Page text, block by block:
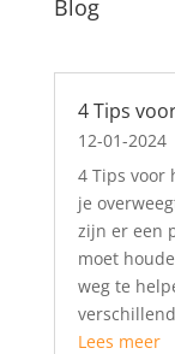
Blog
4 Tips
12-01-2024
4 Tips voor
je
zijn er een
moet
weg te
Lees meer